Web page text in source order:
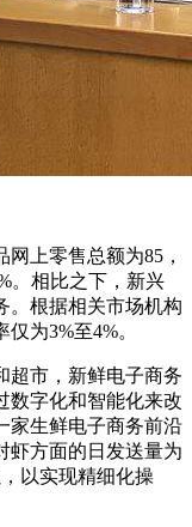
上零售总额为85，
。相比之下，新兴
。根据相关市场机构
为3%至4%。
超市，新鲜电子商务
数字化和智能化来改
家生鲜电子商务前沿
虾方面的日发送量为
以实现精细化操